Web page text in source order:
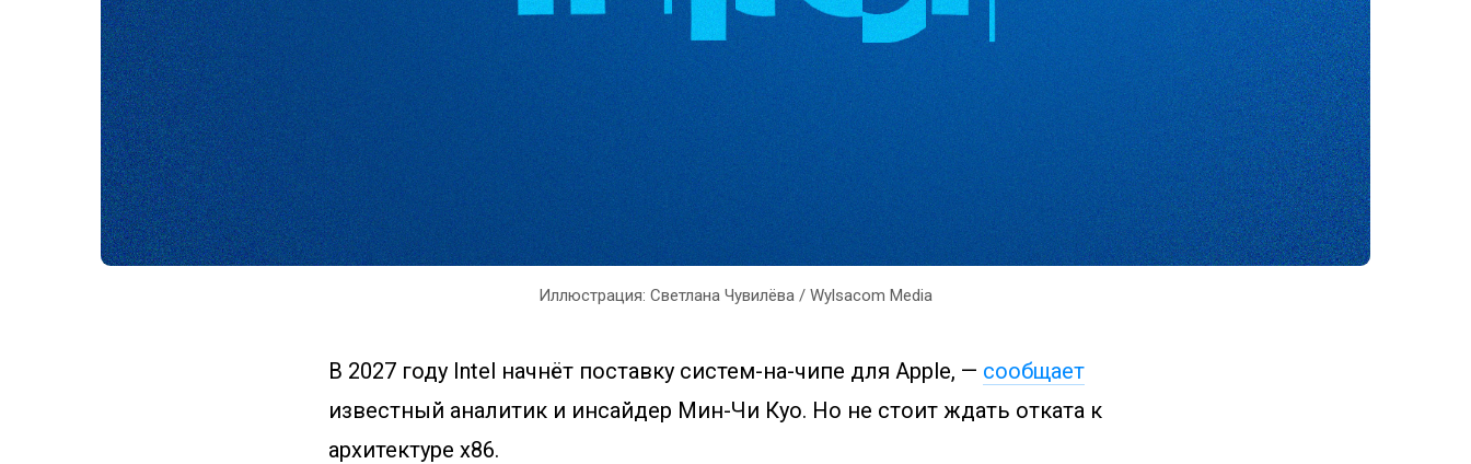
Иллюстрация: Светлана Чувилёва / Wylsacom Media
В 2027 году Intel начнёт поставку систем-на-чипе для Apple, — сообщает
известный аналитик и инсайдер Мин-Чи Куо. Но не стоит ждать отката к
архитектуре x86.